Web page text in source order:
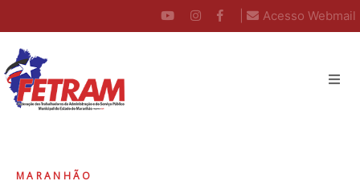
Acesso Webmail
MARANHÃO